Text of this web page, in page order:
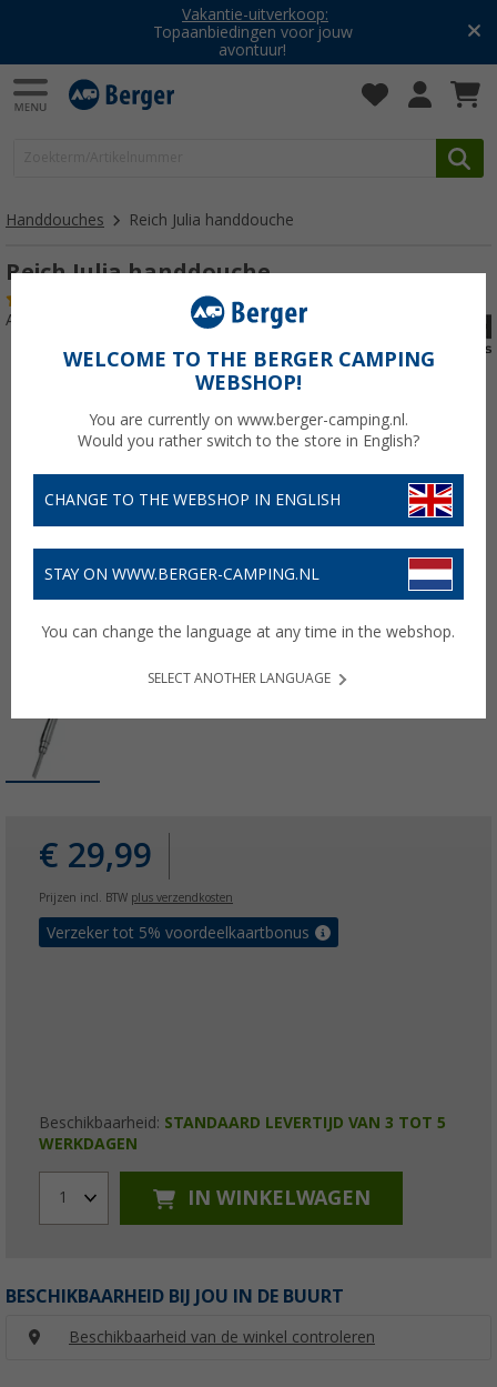
Vakantie-uitverkoop:
Topaanbiedingen voor jouw
avontuur!
Handdouches Reich Julia handdouche
Reich Julia handdouche
Artikelnr: 333440
€ 29,99
Prijzen incl. BTW plus verzendkosten
Verzeker tot 5% voordeelkaartbonus
Beschikbaarheid: STANDAARD LEVERTIJD VAN 3 TOT 5
WERKDAGEN
1 IN WINKELWAGEN
BESCHIKBAARHEID BIJ JOU IN DE BUURT
Beschikbaarheid van de winkel controleren
WELCOME TO THE BERGER CAMPING
WEBSHOP!
You are currently on www.berger-camping.nl.
Would you rather switch to the store in English?
CHANGE TO THE WEBSHOP IN ENGLISH
STAY ON WWW.BERGER-CAMPING.NL
You can change the language at any time in the webshop.
SELECT ANOTHER LANGUAGE